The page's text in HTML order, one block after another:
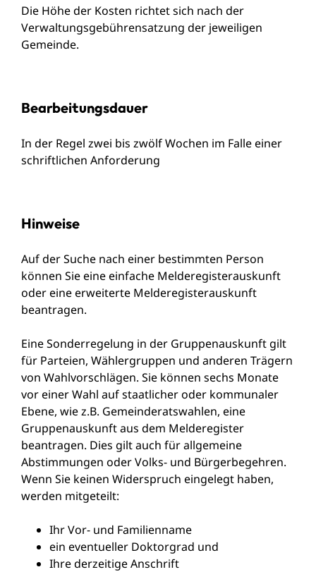
Die Höhe der Kosten richtet sich nach der
Verwaltungsgebührensatzung der jeweiligen
Gemeinde.
Bearbeitungsdauer
In der Regel zwei bis zwölf Wochen im Falle einer
schriftlichen Anforderung
Hinweise
Auf der Suche nach einer bestimmten Person
können Sie eine einfache Melderegisterauskunft
oder eine erweiterte Melderegisterauskunft
beantragen.
Eine Sonderregelung in der Gruppenauskunft gilt
für Parteien, Wählergruppen und anderen Trägern
von Wahlvorschlägen. Sie können sechs Monate
vor einer Wahl auf staatlicher oder kommunaler
Ebene, wie z.B. Gemeinderatswahlen, eine
Gruppenauskunft aus dem Melderegister
beantragen. Dies gilt auch für allgemeine
Abstimmungen oder Volks- und Bürgerbegehren.
Wenn Sie keinen Widerspruch eingelegt haben,
werden mitgeteilt:
Ihr Vor- und Familienname
ein eventueller Doktorgrad und
Ihre derzeitige Anschrift